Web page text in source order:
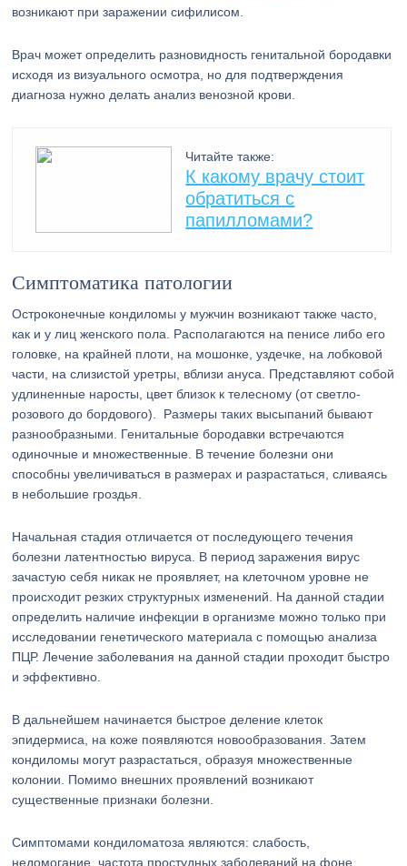
возникают при заражении сифилисом.
Врач может определить разновидность генитальной бородавки
исходя из визуального осмотра, но для подтверждения
диагноза нужно делать анализ венозной крови.
Читайте также:
К какому врачу стоит
обратиться с
папилломами?
Симптоматика патологии
Остроконечные кондиломы у мужчин возникают также часто,
как и у лиц женского пола. Располагаются на пенисе либо его
головке, на крайней плоти, на мошонке, уздечке, на лобковой
части, на слизистой уретры, вблизи ануса. Представляют собой
удлиненные наросты, цвет близок к телесному (от светло-
розового до бордового). Размеры таких высыпаний бывают
разнообразными. Генитальные бородавки встречаются
одиночные и множественные. В течение болезни они
способны увеличиваться в размерах и разрастаться, сливаясь
в небольшие гроздья.
Начальная стадия отличается от последующего течения
болезни латентностью вируса. В период заражения вирус
зачастую себя никак не проявляет, на клеточном уровне не
происходит резких структурных изменений. На данной стадии
определить наличие инфекции в организме можно только при
исследовании генетического материала с помощью анализа
ПЦР. Лечение заболевания на данной стадии проходит быстро
и эффективно.
В дальнейшем начинается быстрое деление клеток
эпидермиса, на коже появляются новообразования. Затем
кондиломы могут разрастаться, образуя множественные
колонии. Помимо внешних проявлений возникают
существенные признаки болезни.
Симптомами кондиломатоза являются: слабость,
недомогание, частота простудных заболеваний на фоне